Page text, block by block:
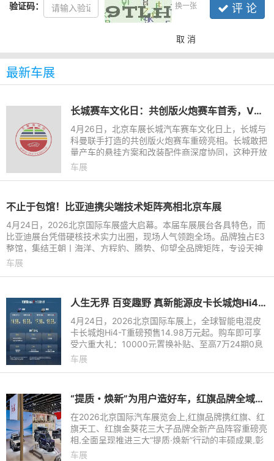
验证码： 换一张 评 论
取 消
最新车展
长城赛车文化日：共创版火炮赛车首秀，V6火炮即将征战环塔
4月26日，北京车展长城汽车赛车文化日上，长城与
科曼联手打造的共创版火炮赛车重磅亮相。长城敢把
量产车的悬挂方案和改装配件商深度协同，这种开放
程度，在国内主机厂中非常少见。正是这份开放，让
车展
不止于包馆！比亚迪携尖端技术矩阵亮相北京车展
4月24日，2026北京国际车展盛大启幕。本届车展展台各具特色，而
比亚迪展台凭借硬核技术实力出圈，现场人气领跑全场。品牌独占E3
整馆，集结王朝丨海洋、方程豹、腾势、仰望全品牌矩阵，专设天神
之眼与闪充技术专区，全
车展
人生无界 百变趣野 真新能源皮卡长城炮Hi4-T北京车展正式预售
4月24日，2026北京国际车展上，全球智能电混皮
卡长城炮Hi4-T重磅预售14.98万元起。购车即可享
受六重大礼：10000元置换补贴、至高7万24期0息
金融礼、三电系统终身质保服务礼、充电礼、互联
车展
“提质・焕新”为用户造好车，红旗品牌全域进阶谱写高质量发展新华章
在2026北京国际汽车展览会上,红旗品牌携红旗、红
旗天工、红旗金葵花三大子品牌全新产品阵容重磅亮
相,全面呈现推进三大“提质·焕新”行动的丰硕成果,彰
显引领中国高端汽车品牌向上突破的坚实步伐,并始
车展